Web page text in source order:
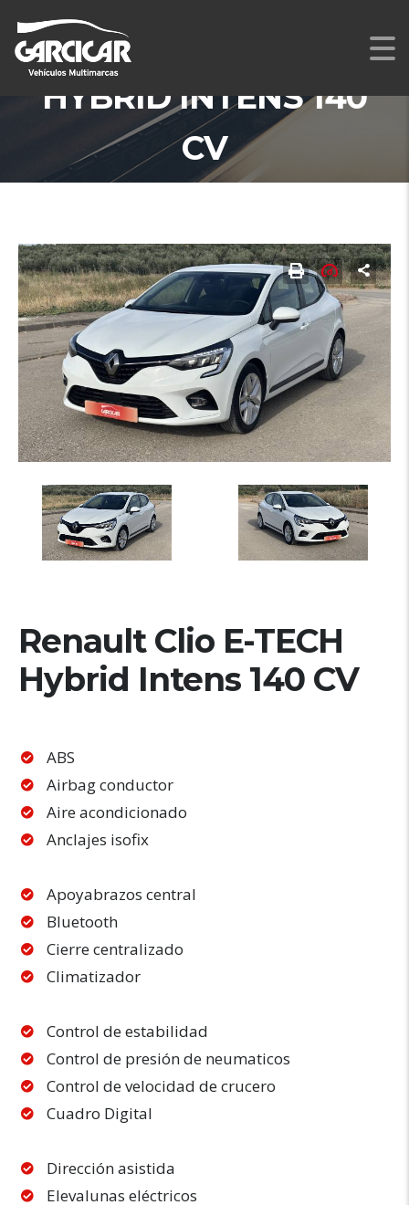
RENAULT CLIO E-TECH
HYBRID INTENS 140
CV
Renault Clio E-TECH
Hybrid Intens 140 CV
ABS
Airbag conductor
Aire acondicionado
Anclajes isofix
Apoyabrazos central
Bluetooth
Cierre centralizado
Climatizador
Control de estabilidad
Control de presión de neumaticos
Control de velocidad de crucero
Cuadro Digital
Dirección asistida
Elevalunas eléctricos